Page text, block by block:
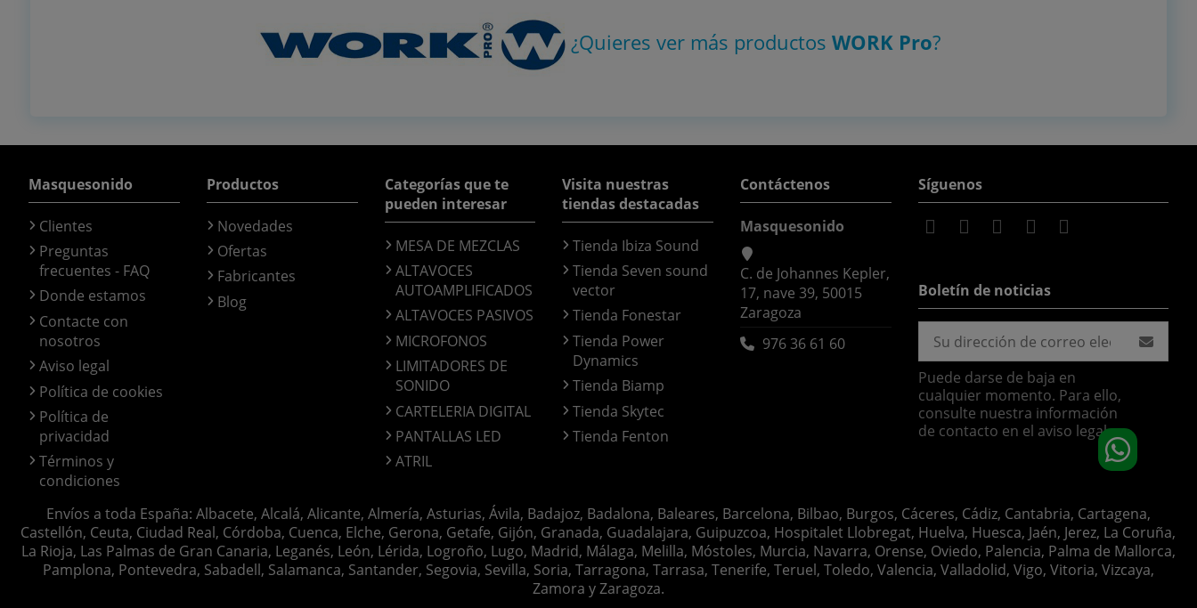
¿Quieres ver más productosWORK Pro?
Masquesonido
Clientes
Preguntas
frecuentes - FAQ
Donde estamos
Contacte con
nosotros
Aviso legal
Política de cookies
Política de
privacidad
Términos y
condiciones
Productos
Novedades
Ofertas
Fabricantes
Blog
Categorías que te
pueden interesar
MESA DE MEZCLAS
ALTAVOCES
AUTOAMPLIFICADOS
ALTAVOCES PASIVOS
MICROFONOS
LIMITADORES DE
SONIDO
CARTELERIA DIGITAL
PANTALLAS LED
ATRIL
Visita nuestras
tiendas destacadas
Tienda Ibiza Sound
Tienda Seven sound
vector
Tienda Fonestar
Tienda Power
Dynamics
Tienda Biamp
Tienda Skytec
Tienda Fenton
Contáctenos
Masquesonido
C. de Johannes Kepler,
17, nave 39, 50015
Zaragoza
976 36 61 60
Síguenos
Boletín de noticias
Puede darse de baja en
cualquier momento. Para ello,
consulte nuestra información
de contacto en el aviso legal.
Envíos a toda España: Albacete, Alcalá, Alicante, Almería, Asturias, Ávila, Badajoz, Badalona, Baleares, Barcelona, Bilbao, Burgos, Cáceres, Cádiz, Cantabria, Cartagena,
Castellón, Ceuta, Ciudad Real, Córdoba, Cuenca, Elche, Gerona, Getafe, Gijón, Granada, Guadalajara, Guipuzcoa, Hospitalet Llobregat, Huelva, Huesca, Jaén, Jerez, La Coruña,
La Rioja, Las Palmas de Gran Canaria, Leganés, León, Lérida, Logroño, Lugo, Madrid, Málaga, Melilla, Móstoles, Murcia, Navarra, Orense, Oviedo, Palencia, Palma de Mallorca,
Pamplona, Pontevedra, Sabadell, Salamanca, Santander, Segovia, Sevilla, Soria, Tarragona, Tarrasa, Tenerife, Teruel, Toledo, Valencia, Valladolid, Vigo, Vitoria, Vizcaya,
Zamora y Zaragoza.